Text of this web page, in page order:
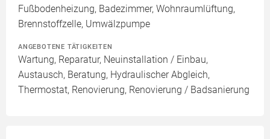
Fußbodenheizung, Badezimmer, Wohnraumlüftung,
Brennstoffzelle, Umwälzpumpe
ANGEBOTENE TÄTIGKEITEN
Wartung, Reparatur, Neuinstallation / Einbau,
Austausch, Beratung, Hydraulischer Abgleich,
Thermostat, Renovierung, Renovierung / Badsanierung